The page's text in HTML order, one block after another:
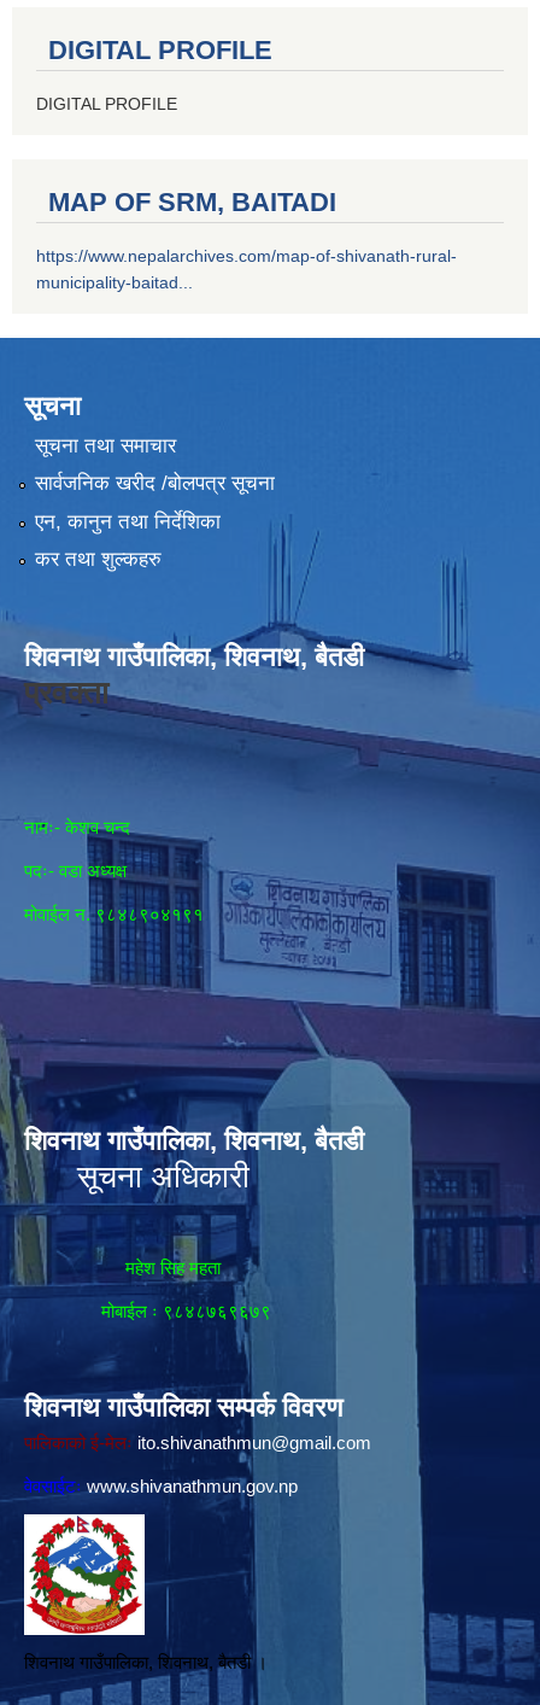
DIGITAL PROFILE
DIGITAL PROFILE
MAP OF SRM, BAITADI
https://www.nepalarchives.com/map-of-shivanath-rural-
municipality-baitad...
सूचना
सूचना तथा समाचार
सार्वजनिक खरीद /बोलपत्र सूचना
एन, कानुन तथा निर्देशिका
कर तथा शुल्कहरु
शिवनाथ गाउँपालिका, शिवनाथ, बैतडी
प्रवक्ता
नामः- केशव चन्द
पदः- वडा अध्यक्ष
मोवाईल न‌. ९८४८९०४१९१
शिवनाथ गाउँपालिका, शिवनाथ, बैतडी
सूचना अधिकारी
महेश सिह महता
मोबाईल ः ९८४८७६९६७९
शिवनाथ गाउँपालिका सम्पर्क विवरण
पालिकाको ई-मेलः ito.shivanathmun@gmail.com
वेवसाईटः www.shivanathmun.gov.np
शिवनाथ गाउँपालिका, शिवनाथ, बैतडी ।